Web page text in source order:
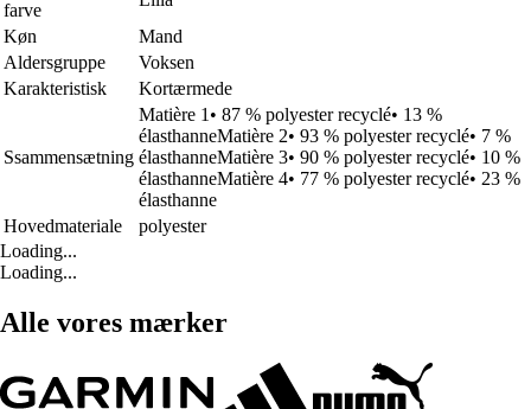
farve
Køn
Mand
Aldersgruppe
Voksen
Karakteristisk
Kortærmede
Ssammensætning
Matière 1• 87 % polyester recyclé• 13 %
élasthanneMatière 2• 93 % polyester recyclé• 7 %
élasthanneMatière 3• 90 % polyester recyclé• 10 %
élasthanneMatière 4• 77 % polyester recyclé• 23 %
élasthanne
Hovedmateriale
polyester
Loading...
Loading...
Alle vores mærker